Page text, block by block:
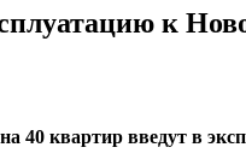
к
квартир введут в